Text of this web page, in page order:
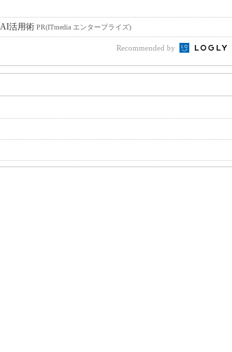
活用術 PR(ITmedia エンタープライズ)
Recommended by